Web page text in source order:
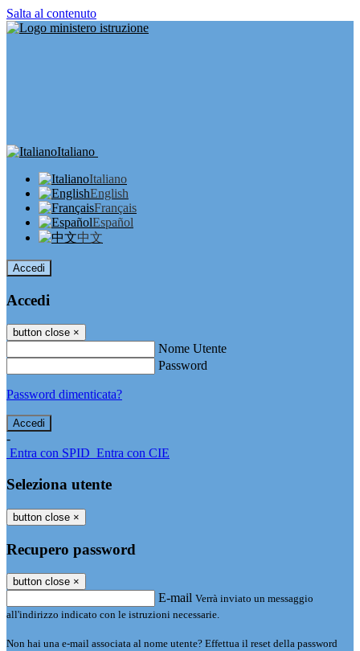
Salta al contenuto
Italiano
Italiano
English
Français
Español
中文
Accedi
Accedi
button close ×
Nome Utente
Password
Password dimenticata?
-
Entra con SPID Entra con CIE
Seleziona utente
button close ×
Recupero password
button close ×
E-mail Verrà inviato un messaggio
all'indirizzo indicato con le istruzioni necessarie.
Non hai una e-mail associata al nome utente? Effettua il reset della password